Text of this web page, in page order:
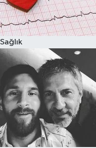
Sağlık
Spor
Çocuk
Eğitim
Hava Durumu
Kadın